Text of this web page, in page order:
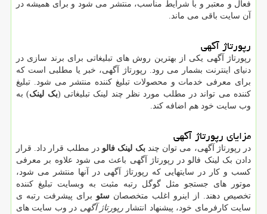
فعال و معتبر و با شرایط مناسب، منتشر می شود و برای همیشه در
آن سایت باقی می ماند.
رپورتاژ آگهی
رپورتاژ آگهی یکی از بهترین روش های تبلیغاتی برای برند سازی در
دنیای اینترنت بشمار می رود. رپورتاژ آگهی، خبر یا مطلبی است که
برای معرفی خدمات و محصولات تبلیغ کننده منتشر می شود. تبلیغ
کننده می تواند در مطلب مورد نظر چند لینک تبلیغاتی (بک لینک) به
وب سایت خود هم اضافه کند.
مزایای رپورتاژ آگهی
در رپورتاژ آگهی، می توان چندبک لینک فالو در مطلب قرار داد. قرار
دادن بک لینک فالو در رپورتاژ‌ آگهی باعث می شود علاوه بر معرفی
کسب و کار در سایتهایی که رپورتاژ آگهی در آنها منتشر می شود،
موتور های جستجو مثل گوگل رتبه مثبت به وبسایت تبلیغ کننده
تخصیص دهند. از اینرو اغلب متخصصان سئو برای پیشرفت رتبه ی
سایت کارفرمای خود، پیشنهاد انتشار رپورتاژ آگهی در وب سایت های